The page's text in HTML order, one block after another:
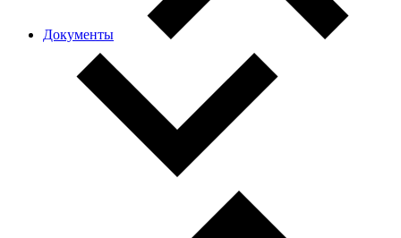
Документы